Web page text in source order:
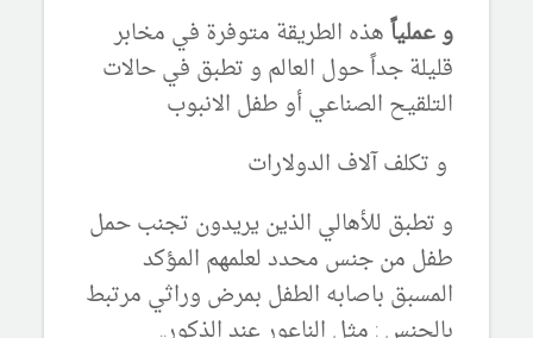
و عملياًهذه الطريقة متوفرة في مخابر
قليلة جداً حول العالم و تطبق في حالات
التلقيح الصناعي أو طفل الانبوب
و تكلف آلاف الدولارات
و تطبق للأهالي الذين يريدون تجنب حمل
طفل من جنس محدد لعلمهم المؤكد
المسبق باصابه الطفل بمرض وراثي مرتبط